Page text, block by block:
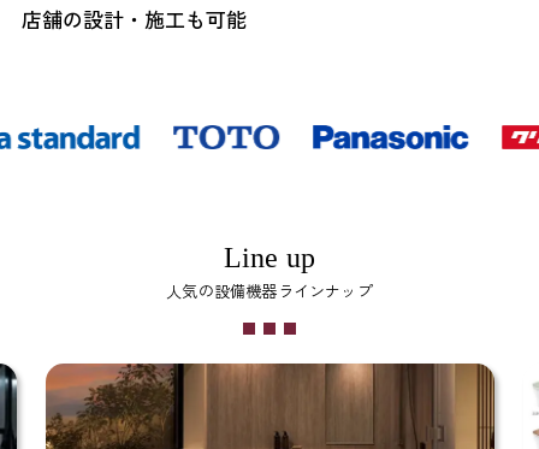
店舗の設計・施工も可能
Line up
人気の設備機器ラインナップ